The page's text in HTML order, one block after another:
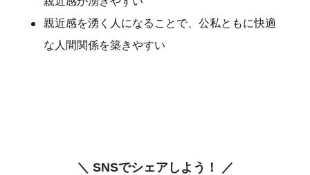
親近感を湧く人になることで、公私ともに快適
な人間関係を築きやすい
＼ SNSでシェアしよう！ ／